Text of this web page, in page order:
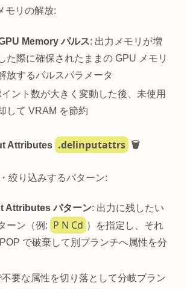
モリの解放:
Memory パルス: 出力メモリが増
た際に確保されたままの GPU メモリ
放するパルスパラメータ
イント数が大きく変動した後、未使用
して VRAM を節約
Attributes .delinputattrs 🗑️
絞り込みするパターン:
Attributes パターン: 出力に残したい
ーン（例:
P N Cd ）を指定し、それ
で破棄して別ブランチへ属性を分
不要な属性を切り落として分岐ブラン